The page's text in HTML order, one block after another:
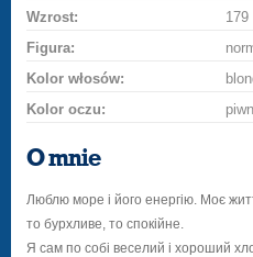
Wzrost:
179
Figura:
Kolor włosów:
Kolor oczu:
O mnie
Люблю море і його енергію. Моє
то бурхливе, то спокійне.
Я сам по собі веселий і хороший